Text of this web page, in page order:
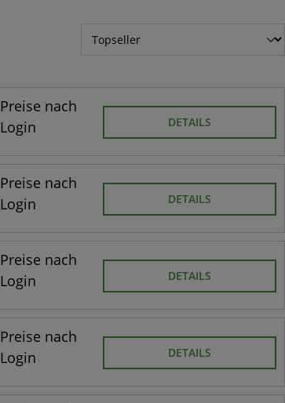
Preise nach
Login
DETAILS
Preise nach
Login
DETAILS
Preise nach
Login
DETAILS
Preise nach
Login
DETAILS